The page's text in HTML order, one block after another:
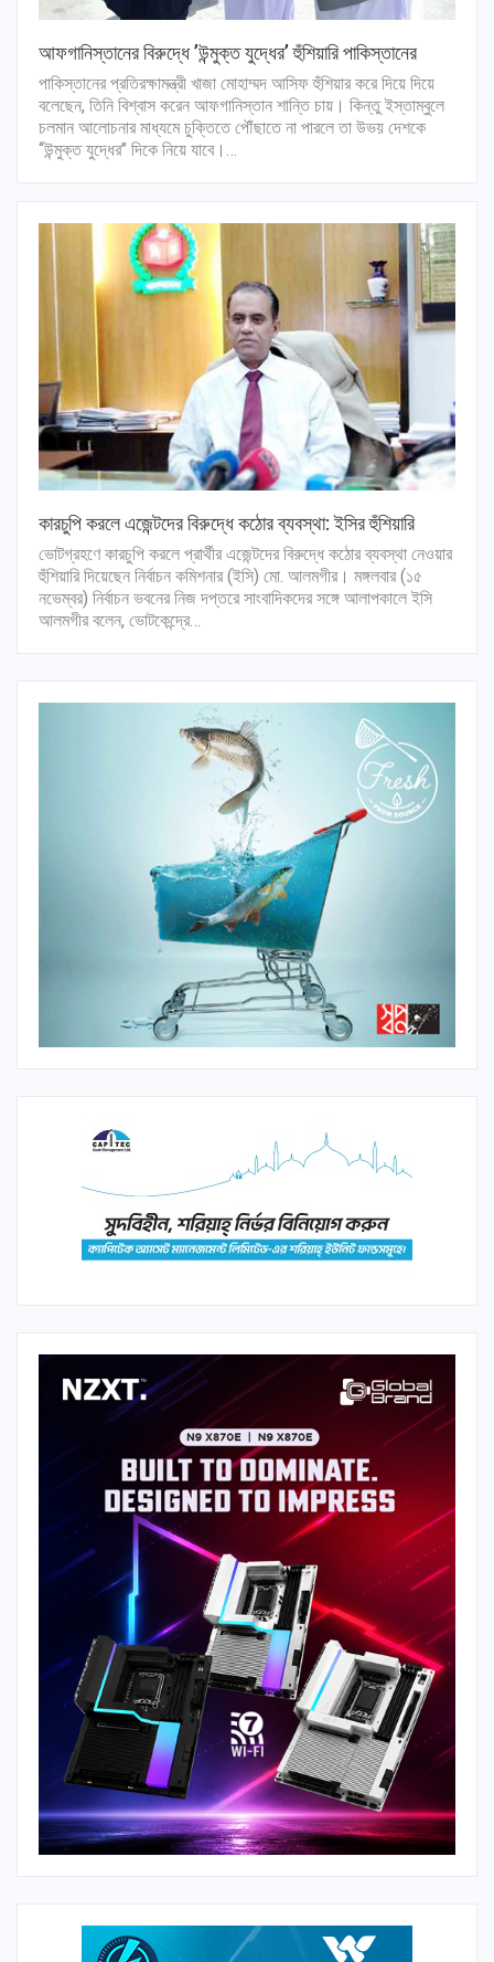
আফগানিস্তানের বিরুদ্ধে ’উন্মুক্ত যুদ্ধের’ হুঁশিয়ারি পাকিস্তানের
পাকিস্তানের প্রতিরক্ষামন্ত্রী খাজা মোহাম্মদ আসিফ হুঁশিয়ার করে দিয়ে দিয়ে
বলেছেন, তিনি বিশ্বাস করেন আফগানিস্তান শান্তি চায়। কিন্তু ইস্তাম্বুলে
চলমান আলোচনার মাধ্যমে চুক্তিতে পৌঁছাতে না পারলে তা উভয় দেশকে
‘‘উন্মুক্ত যুদ্ধের’’ দিকে নিয়ে যাবে।…
কারচুপি করলে এজেন্টদের বিরুদ্ধে কঠোর ব্যবস্থা: ইসির হুঁশিয়ারি
ভোটগ্রহণে কারচুপি করলে প্রার্থীর এজেন্টদের বিরুদ্ধে কঠোর ব্যবস্থা নেওয়ার
হুঁশিয়ারি দিয়েছেন নির্বাচন কমিশনার (ইসি) মো. আলমগীর। মঙ্গলবার (১৫
নভেম্বর) নির্বাচন ভবনের নিজ দপ্তরে সাংবাদিকদের সঙ্গে আলাপকালে ইসি
আলমগীর বলেন, ভোটকেন্দ্রে…